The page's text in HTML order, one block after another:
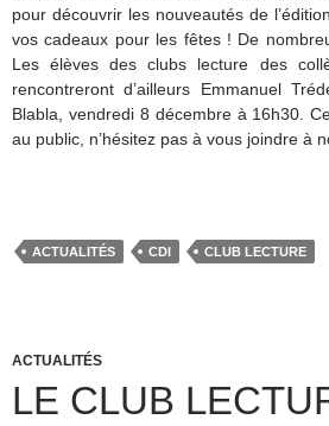
pour découvrir les nouveautés de
vos cadeaux pour les fêtes ! De
Les élèves des clubs lecture des
rencontreront d’ailleurs Emmanuel
Blabla, vendredi 8 décembre à 16h30.
au public, n’hésitez pas à vous joindre à
ACTUALITÉS CDI CLUB LECTURE
ACTUALITÉS
LE CLUB